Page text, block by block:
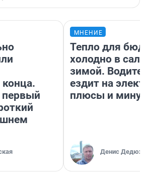
конца.
МНЕНИЕ
Тепло для
холодно в
зимой.
ездит на
плюсы и
Денис